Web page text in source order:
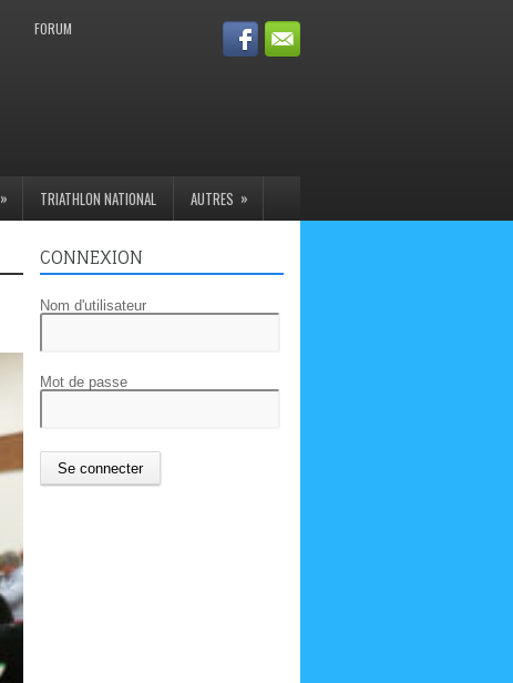
FORUM
» TRIATHLON NATIONAL AUTRES »
CONNEXION
Nom d'utilisateur
Mot de passe